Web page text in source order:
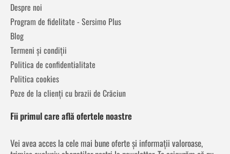
Despre noi
Program de fidelitate - Sersimo Plus
Blog
Termeni și condiții
Politica de confidentialitate
Politica cookies
Poze de la clienți cu brazii de Crăciun
Fii primul care află ofertele noastre
Vei avea acces la cele mai bune oferte și informații valoroase,